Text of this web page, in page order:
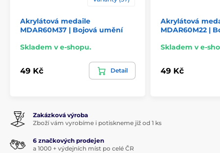
Akrylátová medaile
MDAR60M37 | Bojová umění
Skladem v e-shopu.
49 Kč Detail
Akrylátová
MDAR60M22 |
Skladem v e-
49 Kč
Zakázková výroba
Zboží vám vyrobíme i potiskneme již od 1 ks
6 značkových prodejen
a 1000 + výdejních míst po celé ČR